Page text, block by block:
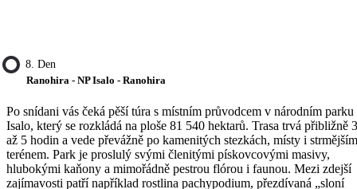
8. Den
Ranohira - NP Isalo - Ranohira
Po snídani vás čeká pěší túra s místním průvodcem v národním parku
Isalo, který se rozkládá na ploše 81 540 hektarů. Trasa trvá přibližně 3
až 5 hodin a vede převážně po kamenitých stezkách, místy i strmějším
terénem. Park je proslulý svými členitými pískovcovými masivy,
hlubokými kaňony a mimořádně pestrou flórou i faunou. Mezi zdejší
zajímavosti patří například rostlina pachypodium, přezdívaná „sloní